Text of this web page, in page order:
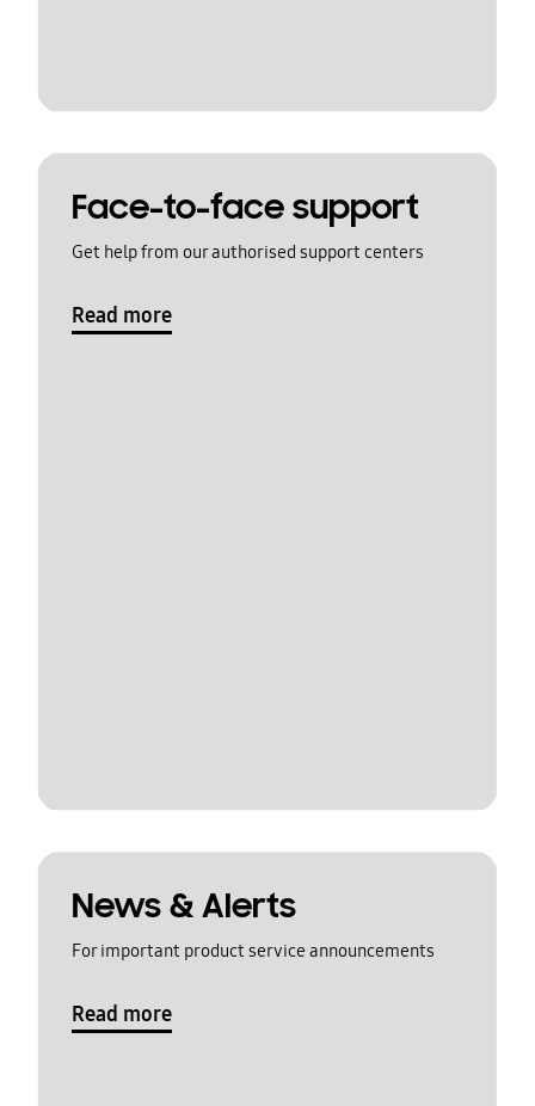
Face-to-face support
Get help from our authorised support centers
Read more
News & Alerts
For important product service announcements
Read more